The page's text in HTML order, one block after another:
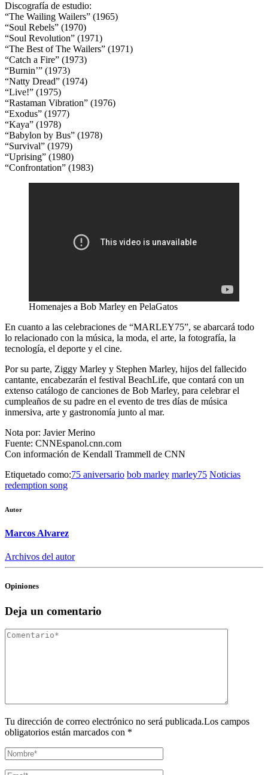
Discografía de estudio:
“The Wailing Wailers” (1965)
“Soul Rebels” (1970)
“Soul Revolution” (1971)
“The Best of The Wailers” (1971)
“Catch a Fire” (1973)
“Burnin’” (1973)
“Natty Dread” (1974)
“Live!” (1975)
“Rastaman Vibration” (1976)
“Exodus” (1977)
“Kaya” (1978)
“Babylon by Bus” (1978)
“Survival” (1979)
“Uprising” (1980)
“Confrontation” (1983)
Homenajes a Bob Marley en PelaGatos
En cuanto a las celebraciones de “MARLEY75”, se abarcará todo
lo relacionado con la música, la moda, el arte, la fotografía, la
tecnología, el deporte y el cine.
Por su parte, Ziggy Marley y Stephen Marley, hijos del fallecido
cantante, encabezarán el festival BeachLife, que contará con un
extenso catálogo de canciones de Bob Marley, para celebrar el
cumpleaños de su padre en el evento de tres días de música
inmersiva, arte y gastronomía junto al mar.
Nota por: Javier Merino
Fuente: CNNEspanol.cnn.com
Con información de Kendall Trammell de CNN
Etiquetado como:75 aniversario bob marley marley75 Noticias
redemption song
Autor
Marcos Alvarez
Archivos del autor
Opiniones
Deja un comentario
Tu dirección de correo electrónico no será publicada.Los campos
obligatorios están marcados con *